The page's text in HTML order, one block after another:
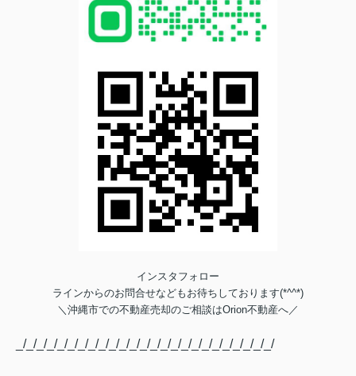
インスタフォロー
ラインからのお問合せなどもお待ちしております(*^^*)
＼ 沖縄市での不動産売却のご相談はOrion不動産へ／
_/_/_/_/_/_/_/_/_/_/_/_/_/_/_/_/_/_/_/_/_/_/_/_/_/